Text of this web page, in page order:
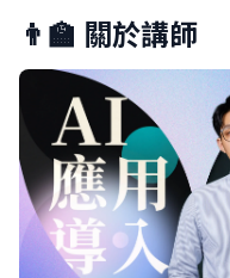
👨‍🏫 關於講師